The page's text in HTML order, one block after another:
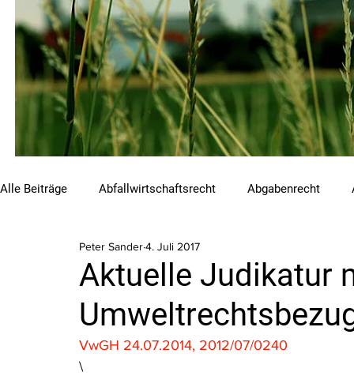
Alle Beiträge Abfallwirtschaftsrecht Abgabenrecht
Beihilfen und Förderungen
Luftreinhalterecht Naturschutzrecht
Aktuelle Judikatur
Peter Sander4. Juli 2017
VwGH 24.07.2014, 2012/07/0240
\